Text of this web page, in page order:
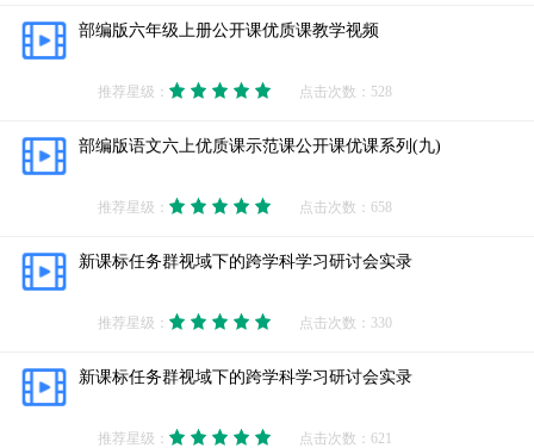
部编版六年级上册公开课优质课教学视频
推荐星级： 点击次数：528
部编版语文六上优质课示范课公开课优课系列(九)
推荐星级： 点击次数：658
新课标任务群视域下的跨学科学习研讨会实录
推荐星级： 点击次数：330
新课标任务群视域下的跨学科学习研讨会实录
推荐星级： 点击次数：621